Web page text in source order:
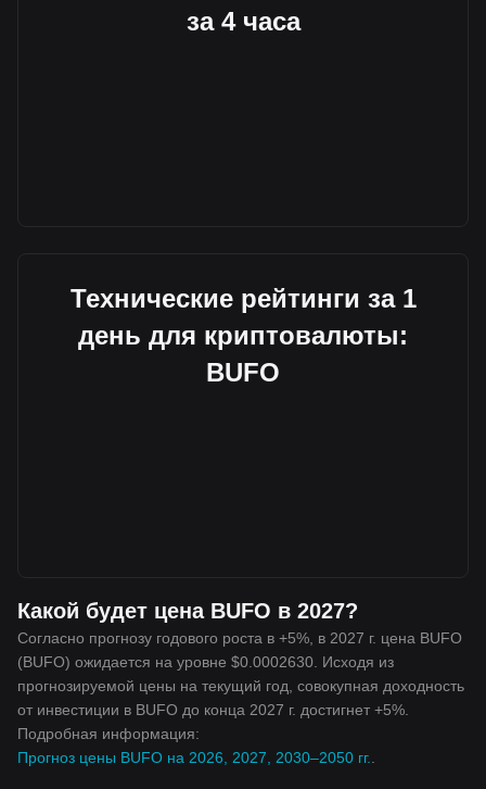
за 4 часа
Технические рейтинги за 1
день для криптовалюты:
BUFO
Какой будет цена BUFO в 2027?
Согласно прогнозу годового роста в +5%, в 2027 г. цена BUFO
(BUFO) ожидается на уровне $0.0002630. Исходя из
прогнозируемой цены на текущий год, совокупная доходность
от инвестиции в BUFO до конца 2027 г. достигнет +5%.
Подробная информация:
Прогноз цены BUFO на 2026, 2027, 2030–2050 гг.